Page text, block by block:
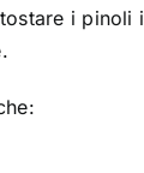
i pinoli